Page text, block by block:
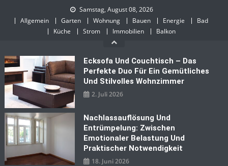
Samstag, August 08, 2026
Allgemein
Garten Wohnung Bauen Energie
Bad
Küche
Strom Immobilien Balkon
Ecksofa Und Couchtisch – Das
Perfekte Duo Für Ein Gemütliches
Und Stilvolles Wohnzimmer
2. Juli 2026
Nachlassauflösung Und
Entrümpelung: Zwischen
Emotionaler Belastung Und
Praktischer Notwendigkeit
18. Juni 2026